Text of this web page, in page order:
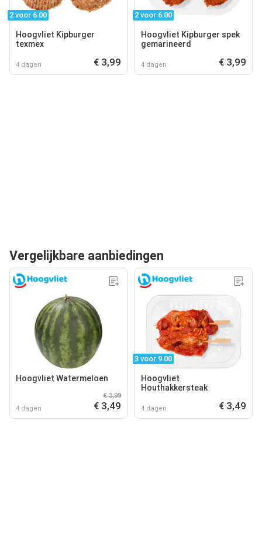
2 voor 6.00
Hoogvliet Kipburger
texmex
4 dagen € 3,99
2 voor 6.00
Hoogvliet Kipburger spek
gemarineerd
4 dagen € 3,99
Vergelijkbare aanbiedingen
Hoogvliet Watermeloen
4 dagen
€ 3,99
€ 3,49
3 voor 9.00
Hoogvliet
Houthakkersteak
4 dagen € 3,49